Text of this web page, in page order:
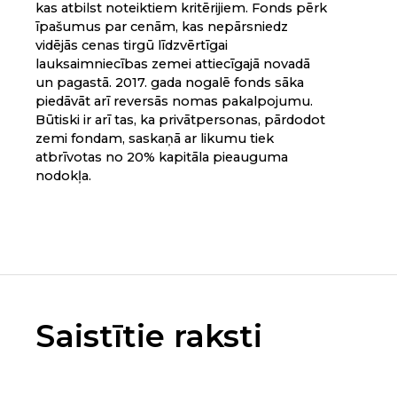
kas atbilst noteiktiem kritērijiem. Fonds pērk
īpašumus par cenām, kas nepārsniedz
vidējās cenas tirgū līdzvērtīgai
lauksaimniecības zemei attiecīgajā novadā
un pagastā. 2017. gada nogalē fonds sāka
piedāvāt arī reversās nomas pakalpojumu.
Būtiski ir arī tas, ka privātpersonas, pārdodot
zemi fondam, saskaņā ar likumu tiek
atbrīvotas no 20% kapitāla pieauguma
nodokļa.
Saistītie raksti